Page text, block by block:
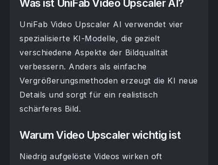
Was ist UniFab Video Upscaler AI?
UniFab Video Upscaler AI verwendet vier
spezialisierte KI-Modelle, die gezielt
verschiedene Aspekte der Bildqualität
verbessern. Anders als einfache
Vergrößerungsmethoden erzeugt die KI neue
Details und sorgt für ein realistisch
schärferes Bild.
Warum Video Upscaler wichtig ist
Niedrig aufgelöste Videos wirken oft